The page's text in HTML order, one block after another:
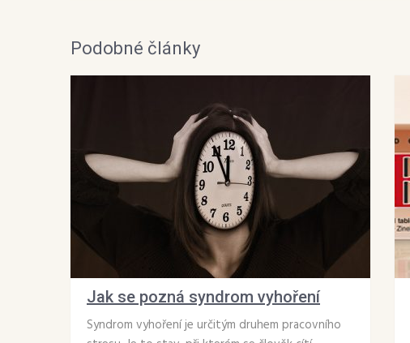
Podobné články
Jak se pozná syndrom vyhoření
Syndrom vyhoření je určitým druhem pracovního